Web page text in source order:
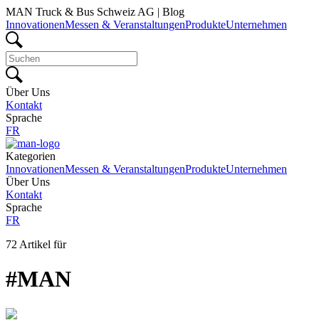
MAN Truck & Bus Schweiz AG | Blog
InnovationenMessen & VeranstaltungenProdukteUnternehmen
Über Uns
Kontakt
Sprache
FR
Kategorien
InnovationenMessen & VeranstaltungenProdukteUnternehmen
Über Uns
Kontakt
Sprache
FR
72 Artikel für
#MAN